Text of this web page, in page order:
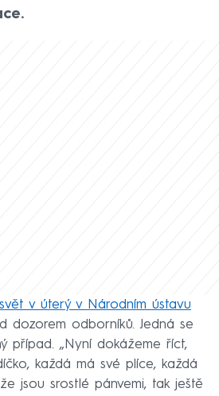
v úterý v Národním ústavu
dozorem odborníků. Jedná se
případ. „Nyní dokážeme říct,
každá má své plíce, každá
jsou srostlé pánvemi, tak ještě